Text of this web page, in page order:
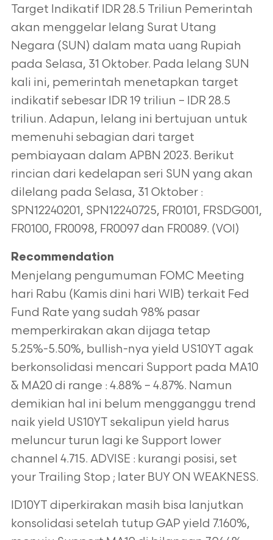
Target Indikatif IDR 28.5 Triliun Pemerintah
akan menggelar lelang Surat Utang
Negara (SUN) dalam mata uang Rupiah
pada Selasa, 31 Oktober. Pada lelang SUN
kali ini, pemerintah menetapkan target
indikatif sebesar IDR 19 triliun – IDR 28.5
triliun. Adapun, lelang ini bertujuan untuk
memenuhi sebagian dari target
pembiayaan dalam APBN 2023. Berikut
rincian dari kedelapan seri SUN yang akan
dilelang pada Selasa, 31 Oktober :
SPN12240201, SPN12240725, FR0101, FRSDG001,
FR0100, FR0098, FR0097 dan FR0089. (VOI)
Recommendation
Menjelang pengumuman FOMC Meeting
hari Rabu (Kamis dini hari WIB) terkait Fed
Fund Rate yang sudah 98% pasar
memperkirakan akan dijaga tetap
5.25%-5.50%, bullish-nya yield US10YT agak
berkonsolidasi mencari Support pada MA10
& MA20 di range : 4.88% – 4.87%. Namun
demikian hal ini belum mengganggu trend
naik yield US10YT sekalipun yield harus
meluncur turun lagi ke Support lower
channel 4.715. ADVISE : kurangi posisi, set
your Trailing Stop ; later BUY ON WEAKNESS.
ID10YT diperkirakan masih bisa lanjutkan
konsolidasi setelah tutup GAP yield 7.160%,